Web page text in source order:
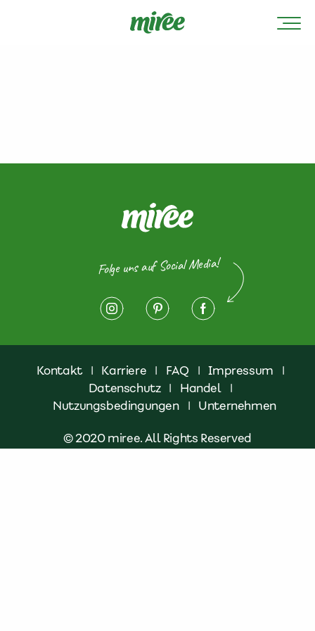
Folge uns auf Social Media!
Kontakt | Karriere | FAQ | Impressum
|
Datenschutz | Handel
|
Nutzungsbedingungen
| Unternehmen
© 2020 miree. All Rights Reserved